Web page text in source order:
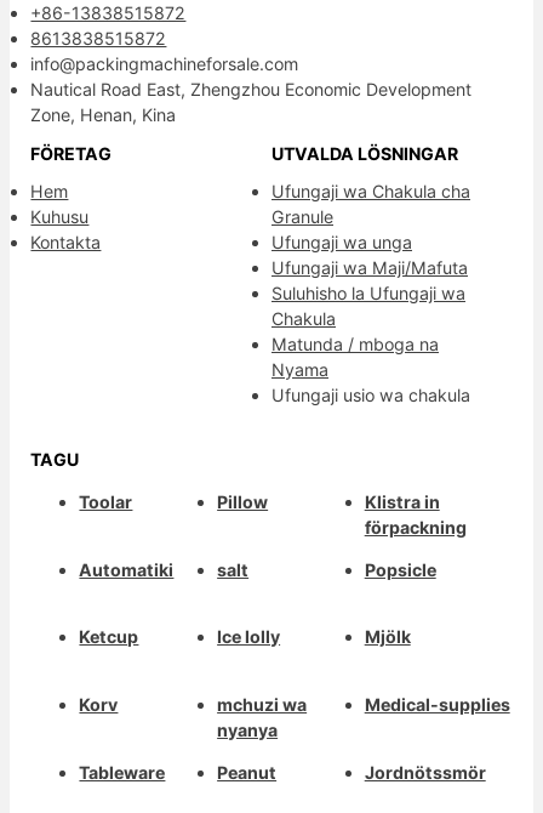
+86-13838515872
8613838515872
info@packingmachineforsale.com
Nautical Road East, Zhengzhou Economic Development
Zone, Henan, Kina
FÖRETAG
Hem
Kuhusu
Kontakta
UTVALDA LÖSNINGAR
Ufungaji wa Chakula cha
Granule
Ufungaji wa unga
Ufungaji wa Maji/Mafuta
Suluhisho la Ufungaji wa
Chakula
Matunda / mboga na
Nyama
Ufungaji usio wa chakula
TAGU
Toolar
Automatiki
Ketcup
Korv
Tableware
Pillow
salt
Ice lolly
mchuzi wa
nyanya
Peanut
Klistra in
förpackning
Popsicle
Mjölk
Medical-supplies
Jordnötssmör